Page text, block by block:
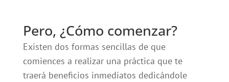
Pero, ¿Cómo comenzar?
Existen dos formas sencillas de que
comiences a realizar una práctica que te
traerá beneficios inmediatos dedicándole